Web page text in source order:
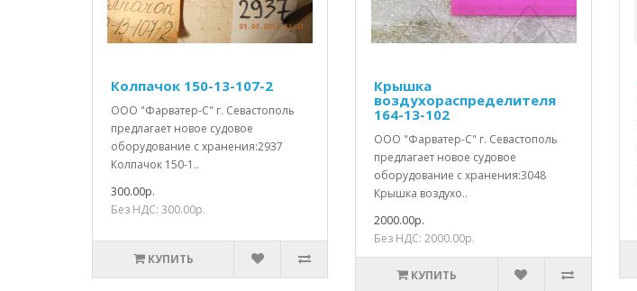
Колпачок 150-13-107-2
ООО "Фарватер-С" г. Севастополь
предлагает новое судовое
оборудование с хранения:2937
Колпачок 150-1..
300.00р.
Без НДС: 300.00р.
КУПИТЬ
Крышка
воздухораспределителя
164-13-102
ООО "Фарватер-С" г. Севастополь
предлагает новое судовое
оборудование с хранения:3048
Крышка воздухо..
2000.00р.
Без НДС: 2000.00р.
КУПИТЬ